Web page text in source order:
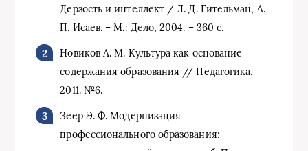
Дерзость и интеллект / Л. Д. Гительман, А.
П. Исаев. – М.: Дело, 2004. – 360 с.
Новиков А. М. Культура как основание
содержания образования // Педагогика.
2011. №6.
Зеер Э. Ф. Модернизация
профессионального образования: